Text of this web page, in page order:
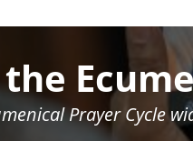
Prayer Cycle